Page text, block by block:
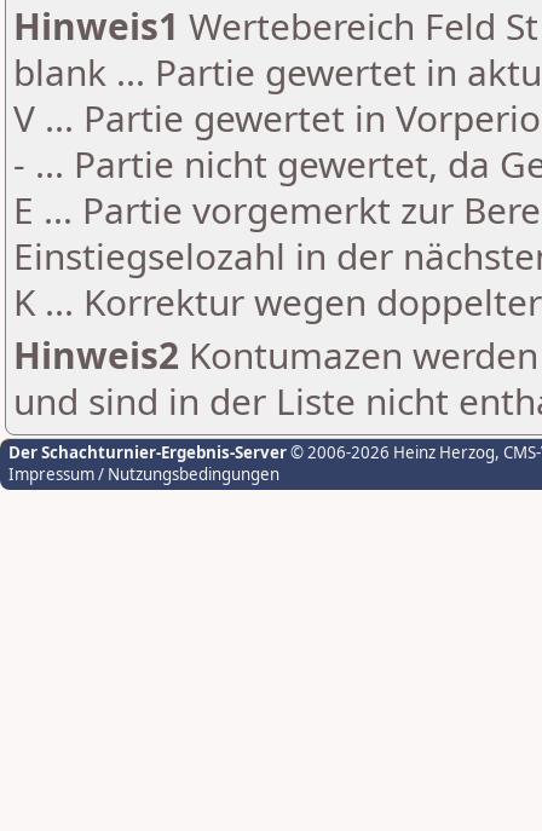
Hinweis1 Wertebereich Feld
blank ... Partie gewertet in
V ... Partie gewertet in
- ... Partie nicht gewertet, da
E ... Partie vorgemerkt zur
Einstiegselozahl in der
K ... Korrektur wegen
Hinweis2 Kontumazen
und sind in der Liste nicht
Der Schachturnier-Ergebnis-Server© 2006-2026 Heinz Herzog,
Impressum / Nutzungsbedingungen